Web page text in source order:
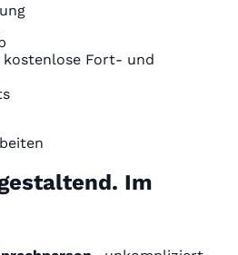
kostenlose Fort- und
Im